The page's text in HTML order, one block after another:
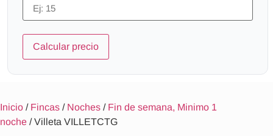
Calcular precio
Inicio / Fincas / Noches / Fin de semana, Minimo 1
noche / Villeta VILLETCTG